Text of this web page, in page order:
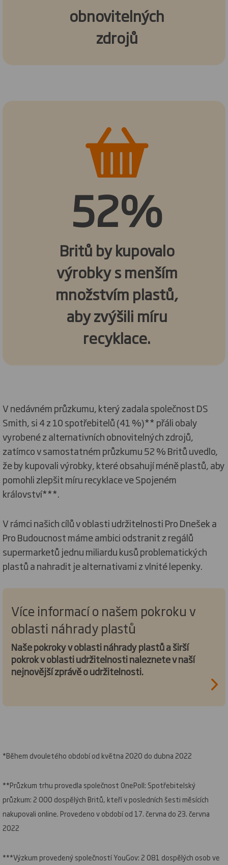
obnovitelných
zdrojů
52%
Britů by kupovalo
výrobky s menším
množstvím plastů,
aby zvýšili míru
recyklace.
V nedávném průzkumu, který zadala společnost DS
Smith, si 4 z 10 spotřebitelů (41 %)** přáli obaly
vyrobené z alternativních obnovitelných zdrojů,
zatímco v samostatném průzkumu 52 % Britů uvedlo,
že by kupovali výrobky, které obsahují méně plastů, aby
pomohli zlepšit míru recyklace ve Spojeném
království***.
V rámci našich cílů v oblasti udržitelnosti Pro Dnešek a
Pro Budoucnost máme ambici odstranit z regálů
supermarketů jednu miliardu kusů problematických
plastů a nahradit je alternativami z vlnité lepenky.
Více informací o našem pokroku v
oblasti náhrady plastů
Naše pokroky v oblasti náhrady plastů a širší
pokrok v oblasti udržitelnosti naleznete v naší
nejnovější zprávě o udržitelnosti.
*Během dvouletého období od května 2020 do dubna 2022
**Průzkum trhu provedla společnost OnePoll: Spotřebitelský
průzkum: 2 000 dospělých Britů, kteří v posledních šesti měsících
nakupovali online. Provedeno v období od 17. června do 23. června
2022
***Výzkum provedený společností YouGov: 2 081 dospělých osob ve